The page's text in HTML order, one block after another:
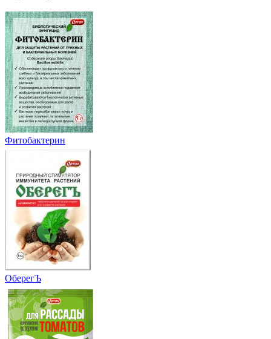
Фитобактерин
ОберегЪ